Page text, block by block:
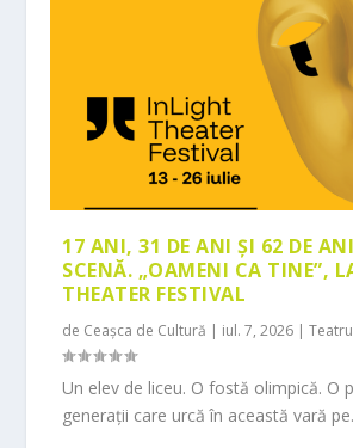
17 ANI, 31 DE ANI ȘI 62 DE
SCENĂ. „OAMENI CA TINE”,
THEATER FESTIVAL
de Ceașca de Cultură | iul. 7, 2026 |Teatru
Un elev de liceu. O fostă olimpică. O
generații care urcă în această vară